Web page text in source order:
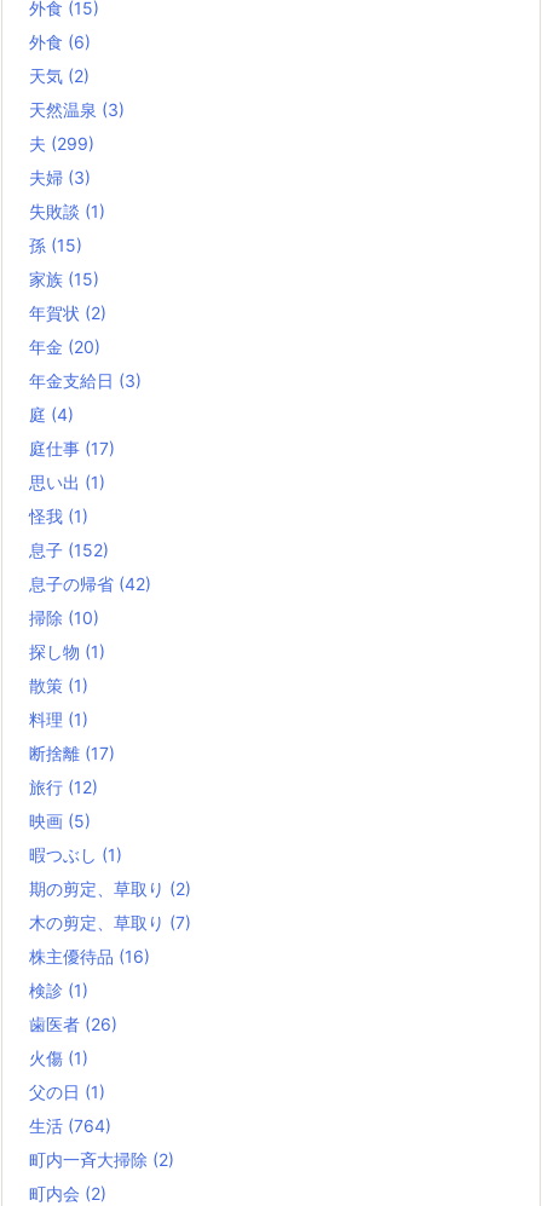
外食 (15)
外食 (6)
天気 (2)
天然温泉 (3)
夫 (299)
夫婦 (3)
失敗談 (1)
孫 (15)
家族 (15)
年賀状 (2)
年金 (20)
年金支給日 (3)
庭 (4)
庭仕事 (17)
思い出 (1)
怪我 (1)
息子 (152)
息子の帰省 (42)
掃除 (10)
探し物 (1)
散策 (1)
料理 (1)
断捨離 (17)
旅行 (12)
映画 (5)
暇つぶし (1)
期の剪定、草取り (2)
木の剪定、草取り (7)
株主優待品 (16)
検診 (1)
歯医者 (26)
火傷 (1)
父の日 (1)
生活 (764)
町内一斉大掃除 (2)
町内会 (2)